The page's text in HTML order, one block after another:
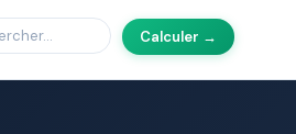
Calculer →